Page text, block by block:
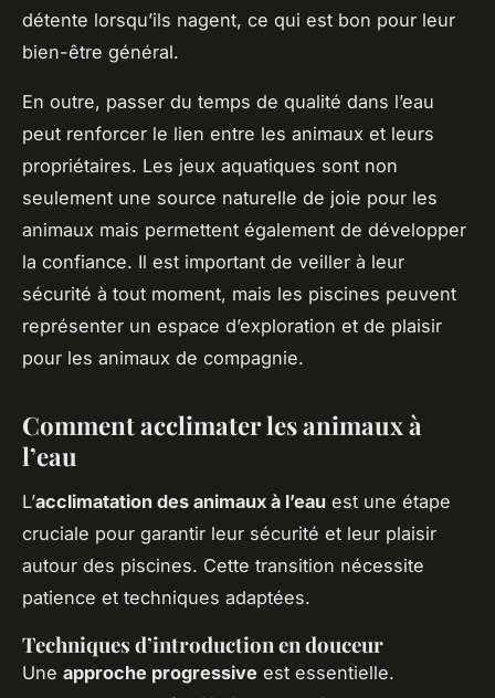
détente lorsqu’ils nagent, ce qui est bon pour leur
bien-être général.
En outre, passer du temps de qualité dans l’eau
peut renforcer le lien entre les animaux et leurs
propriétaires. Les jeux aquatiques sont non
seulement une source naturelle de joie pour les
animaux mais permettent également de développer
la confiance. Il est important de veiller à leur
sécurité à tout moment, mais les piscines peuvent
représenter un espace d’exploration et de plaisir
pour les animaux de compagnie.
Comment acclimater les animaux à
l’eau
L’acclimatation des animaux à l’eau est une étape
cruciale pour garantir leur sécurité et leur plaisir
autour des piscines. Cette transition nécessite
patience et techniques adaptées.
Techniques d’introduction en douceur
Une approche progressive est essentielle.